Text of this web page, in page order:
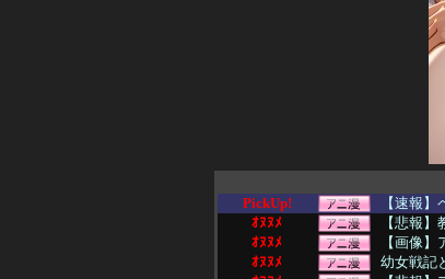
PickUp!
【速報
ｵﾇﾇﾒ
【悲報
ｵﾇﾇﾒ
【画像
ｵﾇﾇﾒ
幼女戦記